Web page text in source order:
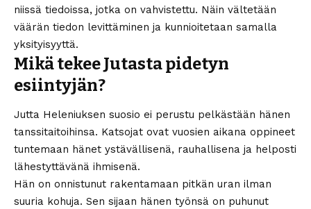
niissä tiedoissa, jotka on vahvistettu. Näin vältetään
väärän tiedon levittäminen ja kunnioitetaan samalla
yksityisyyttä.
Mikä tekee Jutasta pidetyn
esiintyjän?
Jutta Heleniuksen suosio ei perustu pelkästään hänen
tanssitaitoihinsa. Katsojat ovat vuosien aikana oppineet
tuntemaan hänet ystävällisenä, rauhallisena ja helposti
lähestyttävänä ihmisenä.
Hän on onnistunut rakentamaan pitkän uran ilman
suuria kohuja. Sen sijaan hänen työnsä on puhunut